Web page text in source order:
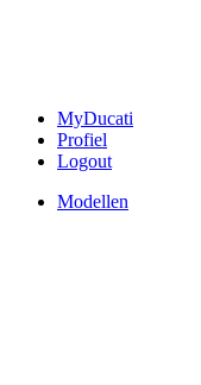
MyDucati
Profiel
Logout
Modellen